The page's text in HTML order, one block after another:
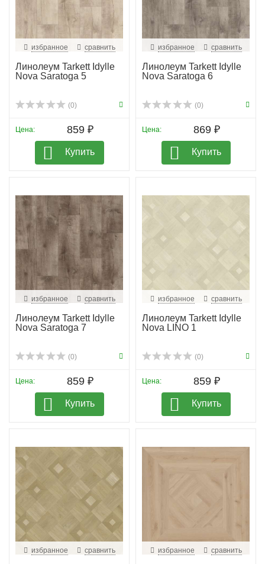
избранное сравнить
Линолеум Tarkett Idylle
Nova Saratoga 5
(0)
Цена: 859 ₽
Купить
избранное сравнить
Линолеум Tarkett Idylle
Nova Saratoga 6
(0)
Цена: 869 ₽
Купить
избранное сравнить
Линолеум Tarkett Idylle
Nova Saratoga 7
(0)
Цена: 859 ₽
Купить
избранное сравнить
Линолеум Tarkett Idylle
Nova LINO 1
(0)
Цена: 859 ₽
Купить
избранное сравнить избранное сравнить